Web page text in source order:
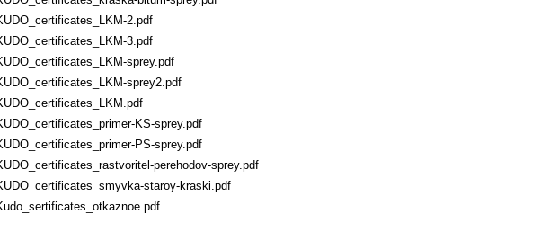
2.pdf
3.pdf
sprey.pdf
sprey2.pdf
KS-sprey.pdf
PS-sprey.pdf
perehodov-sprey.pdf
staroy-kraski.pdf